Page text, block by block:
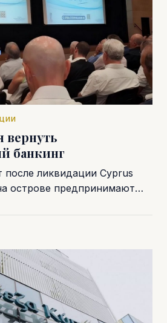
вернуть
банкинг
после ликвидации Cyprus
острове предпринимают…